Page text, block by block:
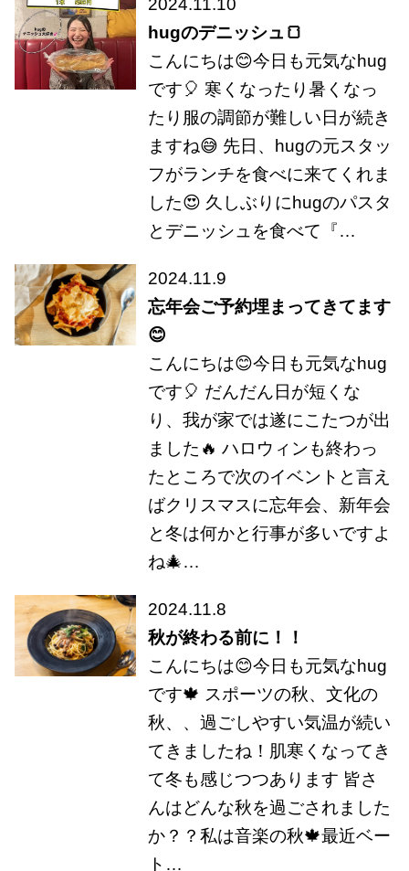
2024.11.10
hugのデニッシュ🍞
こんにちは😊今日も元気なhug
です🎈 寒くなったり暑くなっ
たり服の調節が難しい日が続き
ますね😅 先日、hugの元スタッ
フがランチを食べに来てくれま
した😍 久しぶりにhugのパスタ
とデニッシュを食べて『…
2024.11.9
忘年会ご予約埋まってきてます
😊
こんにちは😊今日も元気なhug
です🎈 だんだん日が短くな
り、我が家では遂にこたつが出
ました🔥 ハロウィンも終わっ
たところで次のイベントと言え
ばクリスマスに忘年会、新年会
と冬は何かと行事が多いですよ
ね🎄…
2024.11.8
秋が終わる前に！！
こんにちは😊今日も元気なhug
です🍁 スポーツの秋、文化の
秋、、過ごしやすい気温が続い
てきましたね！肌寒くなってき
て冬も感じつつあります 皆さ
んはどんな秋を過ごされました
か？？私は音楽の秋🍁最近ベー
ト…